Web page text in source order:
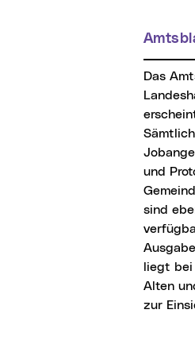
Das Amtsblatt der
und
sind
liegt
Alten
zur